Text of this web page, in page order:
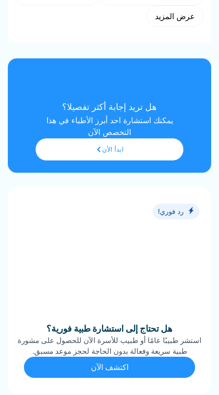
عرض المزيد
هل تريد إجابة أكثر تفصيلا؟
يمكنك استشارة احد أبرز الأطباء في هذا
التخصص الآن
ابدأ الأن
رد فوري!
هل تحتاج إلى استشارة طبية فورية؟
استشر طبيبًا عامًا أو طبيب للأسرة الآن للحصول على مشورة
طبية سريعة وفعالة بدون الحاجة لحجز موعد مسبق.
اكتشف الآن